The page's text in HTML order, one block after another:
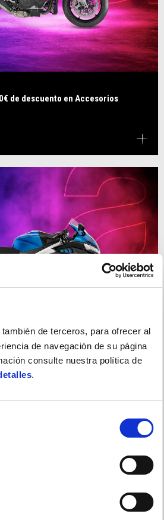
de terceros, para ofrecer al
de navegación de su página
consulte nuestra política de
.
de descuento en Accesorios